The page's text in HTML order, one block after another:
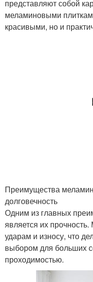
представляют собой
меламиновыми
красивыми, но и
Преимущества
долговечность
Одним из главных
является их
ударам и износу, что
выбором для больших
проходимостью.